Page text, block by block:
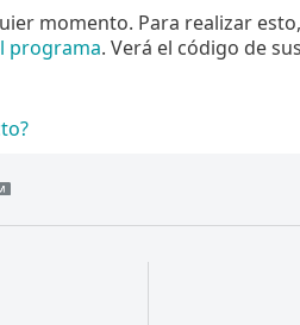
momento. Para realizar
programa. Verá el código de